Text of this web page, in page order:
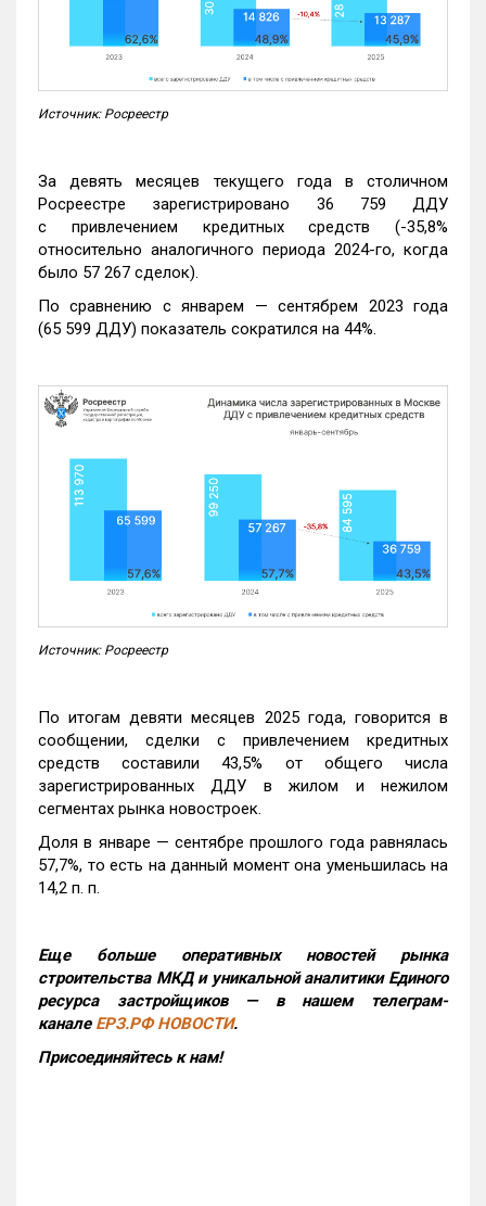
Источник: Росреестр
За девять месяцев текущего года в столичном
Росреестре зарегистрировано 36 759 ДДУ
с привлечением кредитных средств (-35,8%
относительно аналогичного периода 2024-го, когда
было 57 267 сделок).
По сравнению с январем — сентябрем 2023 года
(65 599 ДДУ) показатель сократился на 44%.
Источник: Росреестр
По итогам девяти месяцев 2025 года, говорится в
сообщении, сделки с привлечением кредитных
средств составили 43,5% от общего числа
зарегистрированных ДДУ в жилом и нежилом
сегментах рынка новостроек.
Доля в январе — сентябре прошлого года равнялась
57,7%, то есть на данный момент она уменьшилась на
14,2 п. п.
Еще больше оперативных новостей рынка
строительства МКД и уникальной аналитики Единого
ресурса застройщиков — в нашем телеграм-
канале ЕРЗ.РФ НОВОСТИ.
Присоединяйтесь к нам!